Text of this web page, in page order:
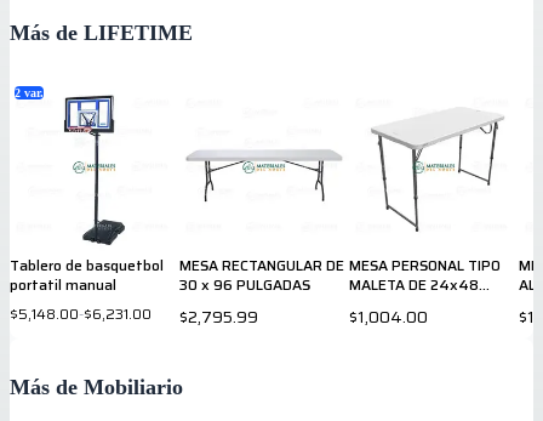
Más de LIFETIME
2 var.
Tablero de basquetbol
portatil manual
$5,148.00-$6,231.00
MESA RECTANGULAR DE
30 x 96 PULGADAS
$2,795.99
MESA PERSONAL TIPO
MALETA DE 24x48
$1,004.00
Más de Mobiliario